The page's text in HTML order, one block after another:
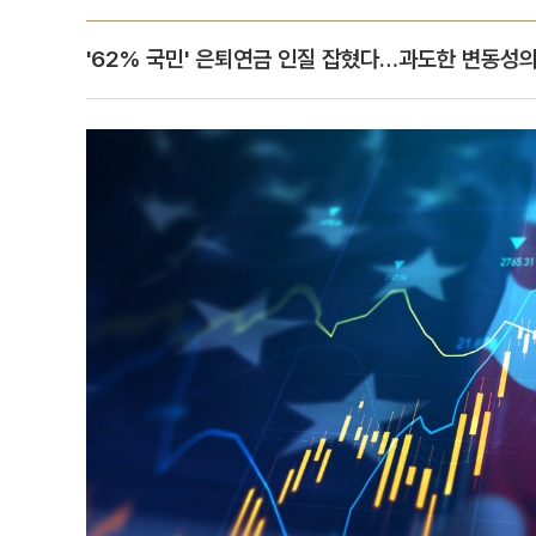
'62% 국민' 은퇴연금 인질 잡혔다…과도한 변동성